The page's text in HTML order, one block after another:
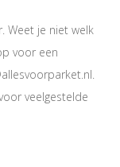
Weet je niet welk
voor een
veelgestelde